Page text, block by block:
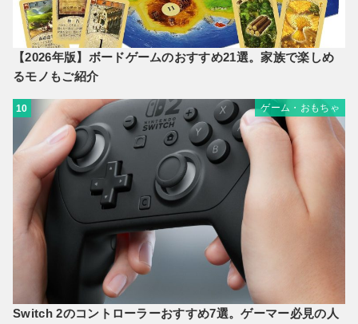
【2026年版】ボードゲームのおすすめ21選。家族で楽しめ
るモノもご紹介
10 ゲーム・おもちゃ
Switch 2のコントローラーおすすめ7選。ゲーマー必見の人